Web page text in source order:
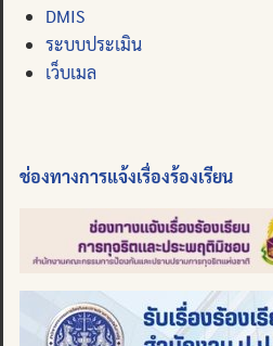
DMIS
ระบบประเมิน
เว็บเมล
ช่องทางการแจ้งเรื่องร้องเรียน